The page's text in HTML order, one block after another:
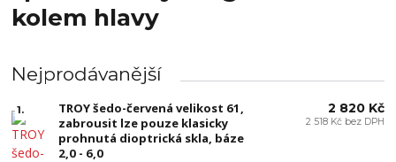
kolem hlavy
Nejprodávanější
1.
TROY šedo-červená velikost 61,
zabrousit lze pouze klasicky
prohnutá dioptrická skla, báze
2,0 - 6,0
2 820 Kč
2 518 Kč bez DPH